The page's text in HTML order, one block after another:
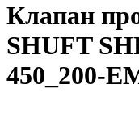
Клапан
SHUFT
450_200-